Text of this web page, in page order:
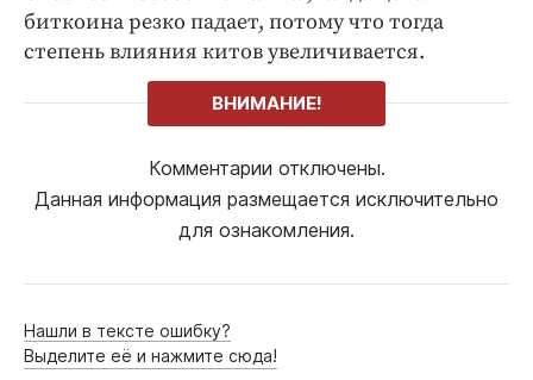
биткоина резко падает, потому что тогда
степень влияния китов увеличивается.
ВНИМАНИЕ!
Комментарии отключены.
Данная информация размещается исключительно
для ознакомления.
Нашли в тексте ошибку?
Выделите её и нажмите сюда!